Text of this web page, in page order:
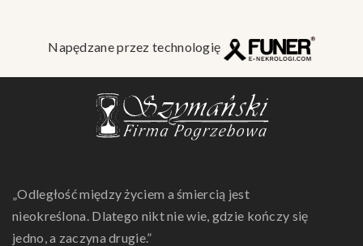
Napędzane przez technologię
„Odległość między życiem a śmiercią jest
nieokreślona. Dlatego nikt nie wie, gdzie kończy się
jedno, a zaczyna drugie.”